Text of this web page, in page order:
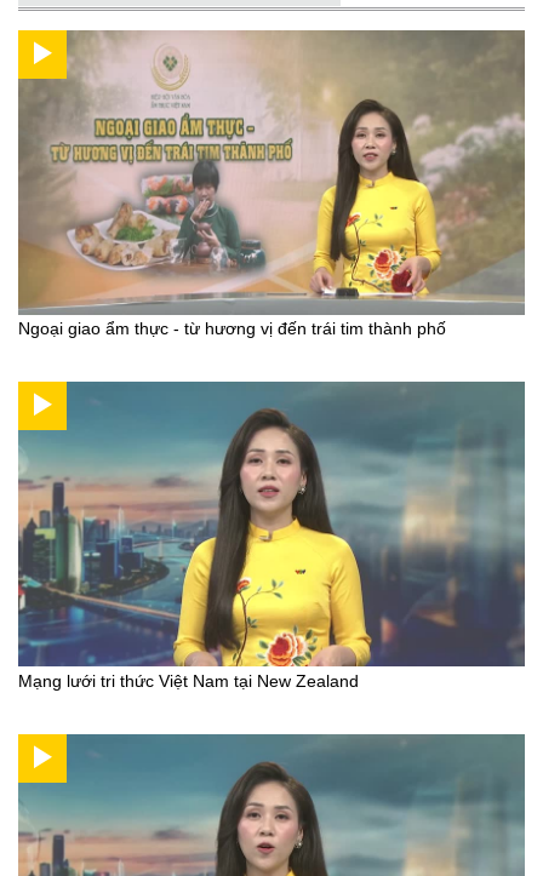
Ngoại giao ẩm thực - từ hương vị đến trái tim thành phố
Mạng lưới tri thức Việt Nam tại New Zealand